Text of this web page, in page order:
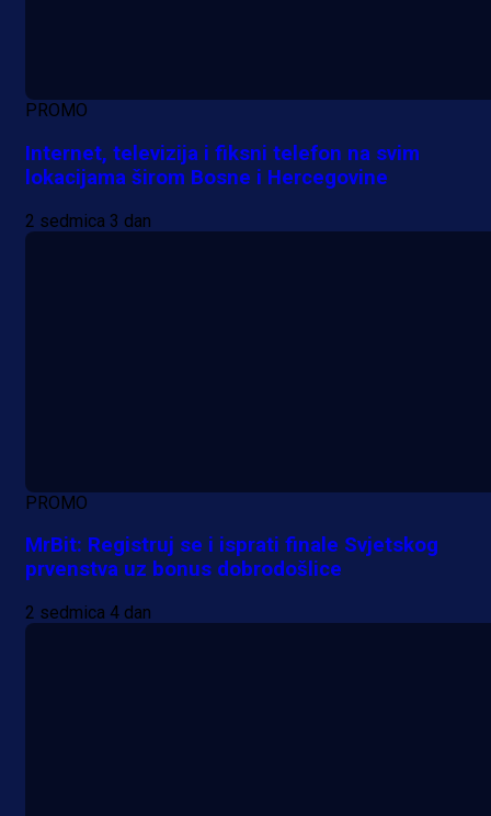
PROMO
Internet, televizija i fiksni telefon na svim
lokacijama širom Bosne i Hercegovine
2 sedmica 3 dan
PROMO
MrBit: Registruj se i isprati finale Svjetskog
prvenstva uz bonus dobrodošlice
2 sedmica 4 dan